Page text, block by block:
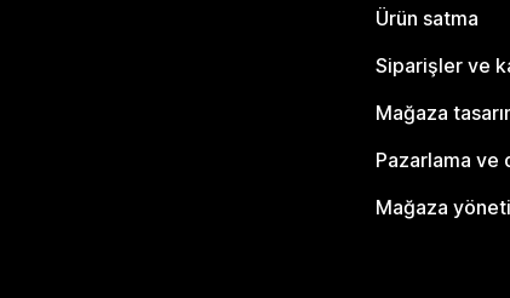
Ürün satma
Siparişler ve
Mağaza
Pazarlama ve
Mağaza